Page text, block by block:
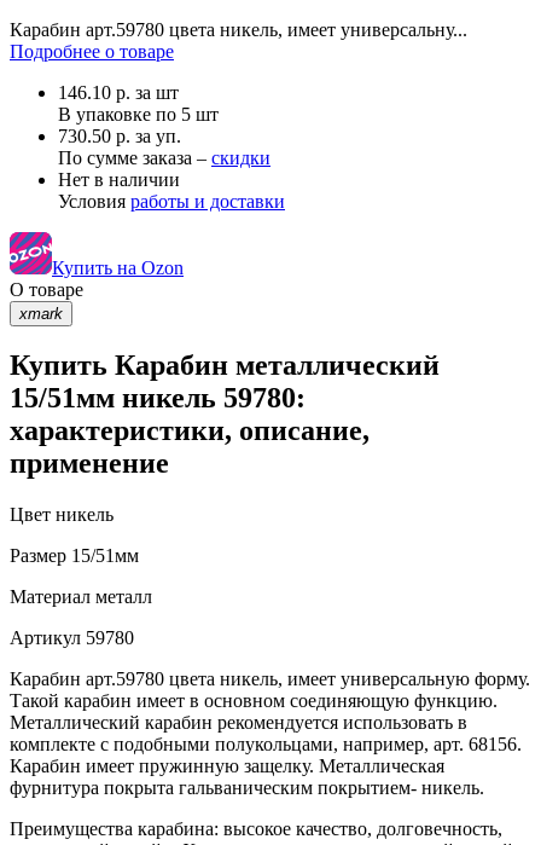
Карабин арт.59780 цвета никель, имеет универсальну...
Подробнее о товаре
146.10 р. за шт
В упаковке по 5 шт
730.50 р. за уп.
По сумме заказа – скидки
Нет в наличии
Условия работы и доставки
Купить на Ozon
О товаре
xmark
Купить Карабин металлический
15/51мм никель 59780:
характеристики, описание,
применение
Цвет никель
Размер 15/51мм
Материал металл
Артикул 59780
Карабин арт.59780 цвета никель, имеет универсальную форму.
Такой карабин имеет в основном соединяющую функцию.
Металлический карабин рекомендуется использовать в
комплекте с подобными полукольцами, например, арт. 68156.
Карабин имеет пружинную защелку. Металлическая
фурнитура покрыта гальваническим покрытием- никель.
Преимущества карабина: высокое качество, долговечность,